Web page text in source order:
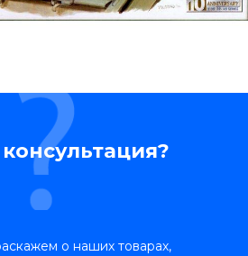
о наших товарах,